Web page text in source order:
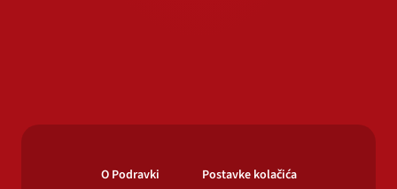
O Podravki
Postavke kolačića